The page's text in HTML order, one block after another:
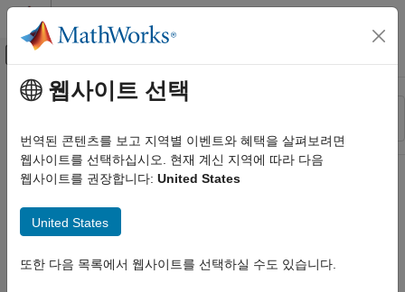
콘텐츠로 바로 가기
오프캔버스 탐색 메뉴 토글
리소스
상태
주요 콘텐츠
웹사이트 선택
번역된 콘텐츠를 보고 지역별 이벤트와 혜택을 살펴보려면
웹사이트를 선택하십시오. 현재 계신 지역에 따라 다음
웹사이트를 권장합니다: United States
United States
또한 다음 목록에서 웹사이트를 선택하실 수도 있습니다.